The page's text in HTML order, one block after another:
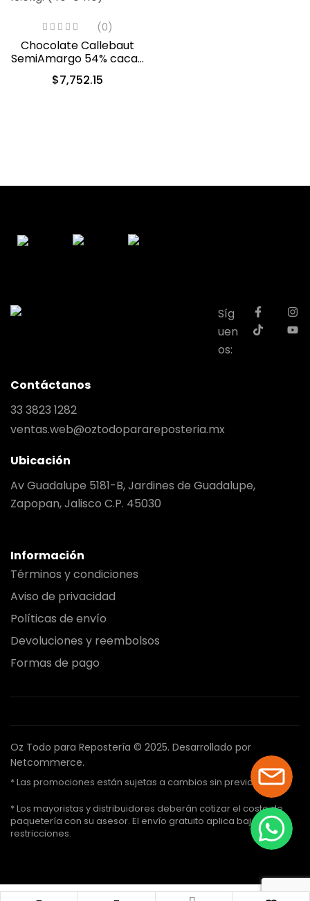
(0)
Chocolate Callebaut
SemiAmargo 54% cacao
13.6kg. (40-8410)
$7,752.15
Síg
uen
os:
Contáctanos
33 3823 1282
ventas.web@oztodoparareposteria.mx
Ubicación
Av Guadalupe 5181-B, Jardines de Guadalupe,
Zapopan, Jalisco C.P. 45030
Información
Términos y condiciones
Aviso de privacidad
Políticas de envío
Devoluciones y reembolsos
Formas de pago
Oz Todo para Repostería © 2025. Desarrollado por
Netcommerce.
* Las promociones están sujetas a cambios sin previo aviso.
* Los mayoristas y distribuidores deberán cotizar el costo de
paquetería con su asesor. El envío gratuito aplica bajo ciertas
restricciones.